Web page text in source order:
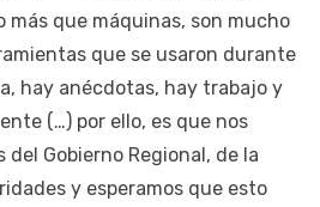
más que máquinas, son mucho
que se usaron durante
hay anécdotas, hay trabajo y
(…) por ello, es que nos
Gobierno Regional, de la
y esperamos que esto